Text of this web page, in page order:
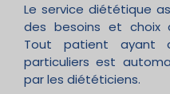
Le service diététique
des besoins et choix
Tout patient ayant
particuliers est
par les diététiciens.